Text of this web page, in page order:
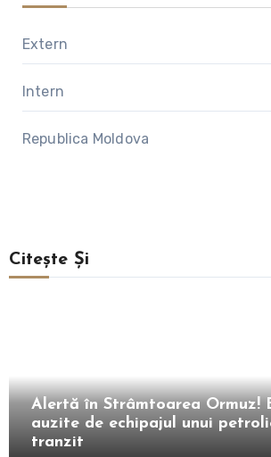
Extern
Intern
Republica Moldova
Citește Și
Alertă în Strâmtoarea Ormuz!
auzite de echipajul unui
tranzit